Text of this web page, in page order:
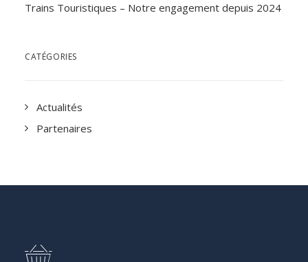
Trains Touristiques – Notre engagement depuis 2024
CATÉGORIES
Actualités
Partenaires